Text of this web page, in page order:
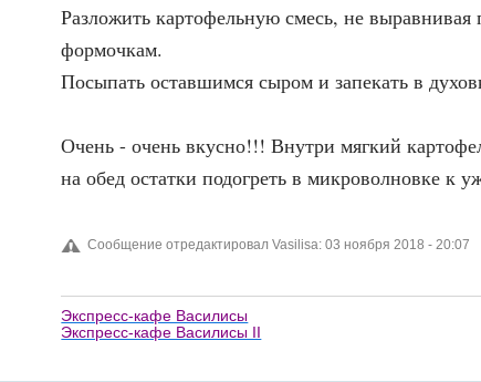
Разложить картофельную смесь, не
формочкам.
Посыпать оставшимся сыром и запекать в
Очень - очень вкусно!!! Внутри мягкий
на обед остатки подогреть в микроволновке к
Сообщение отредактировал Vasilisa: 03 ноября 2018 - 20:07
Экспресс-кафе Василисы
Экспресс-кафе Василисы II